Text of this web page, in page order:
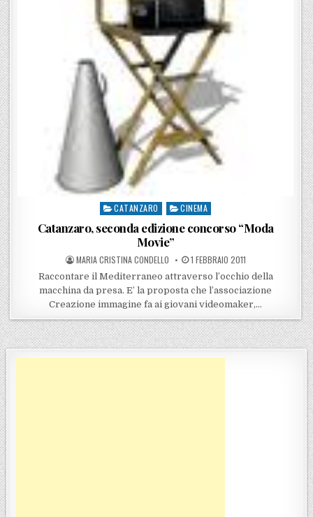
Posted in
CATANZARO CINEMA
Catanzaro, seconda edizione concorso “Moda
Movie”
POSTED BY
MARIA CRISTINA CONDELLO POSTED ON
1 FEBBRAIO 2011
Raccontare il Mediterraneo attraverso l’occhio della
macchina da presa. E’ la proposta che l’associazione
Creazione immagine fa ai giovani videomaker,…